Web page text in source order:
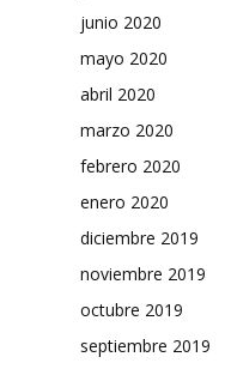
junio 2020
mayo 2020
abril 2020
marzo 2020
febrero 2020
enero 2020
diciembre 2019
noviembre 2019
octubre 2019
septiembre 2019